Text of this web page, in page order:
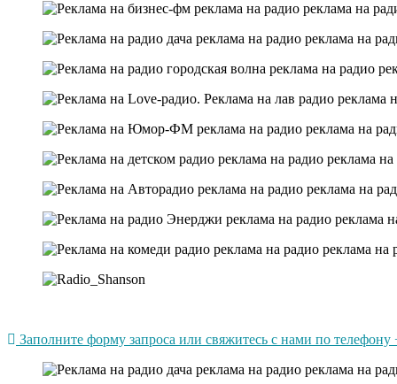
Заполните форму запроса или свяжитесь с нами по